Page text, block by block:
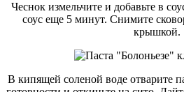
Чеснок измельчите и добавьте в
соус еще 5 минут. Снимите
крышкой.
В кипящей соленой воде отварите